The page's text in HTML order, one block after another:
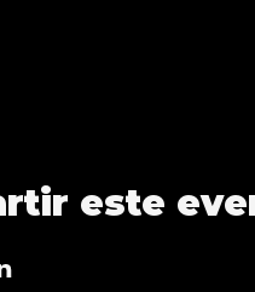
este